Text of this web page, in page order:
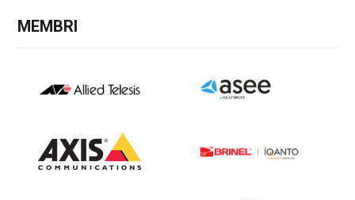
MEMBRI